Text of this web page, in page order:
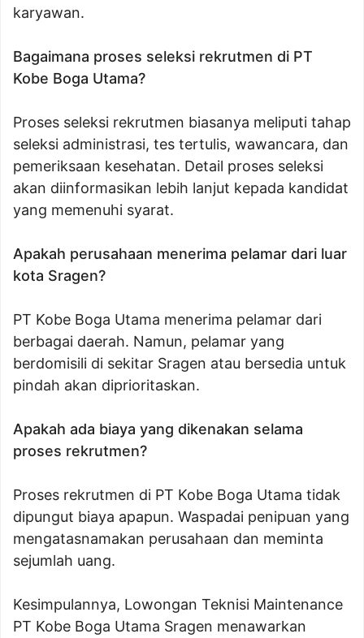
karyawan.
Bagaimana proses seleksi rekrutmen di PT
Kobe Boga Utama?
Proses seleksi rekrutmen biasanya meliputi tahap
seleksi administrasi, tes tertulis, wawancara, dan
pemeriksaan kesehatan. Detail proses seleksi
akan diinformasikan lebih lanjut kepada kandidat
yang memenuhi syarat.
Apakah perusahaan menerima pelamar dari luar
kota Sragen?
PT Kobe Boga Utama menerima pelamar dari
berbagai daerah. Namun, pelamar yang
berdomisili di sekitar Sragen atau bersedia untuk
pindah akan diprioritaskan.
Apakah ada biaya yang dikenakan selama
proses rekrutmen?
Proses rekrutmen di PT Kobe Boga Utama tidak
dipungut biaya apapun. Waspadai penipuan yang
mengatasnamakan perusahaan dan meminta
sejumlah uang.
Kesimpulannya, Lowongan Teknisi Maintenance
PT Kobe Boga Utama Sragen menawarkan